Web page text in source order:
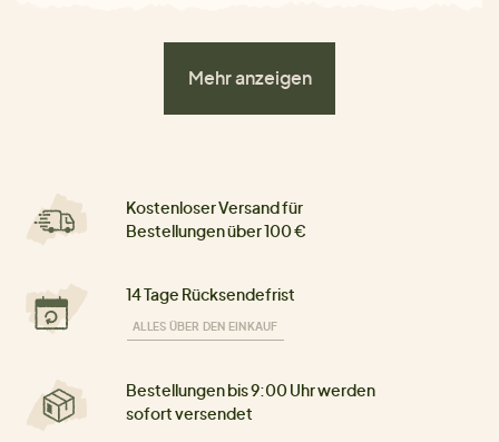
Mehr anzeigen
Kostenloser Versand für
Bestellungen über 100 €
14 Tage Rücksendefrist
ALLES ÜBER DEN EINKAUF
Bestellungen bis 9:00 Uhr werden
sofort versendet